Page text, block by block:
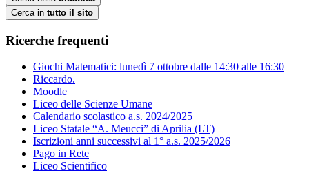
Cerca in tutto il sito
Ricerche frequenti
Giochi Matematici: lunedì 7 ottobre dalle 14:30 alle 16:30
Riccardo.
Moodle
Liceo delle Scienze Umane
Calendario scolastico a.s. 2024/2025
Liceo Statale “A. Meucci” di Aprilia (LT)
Iscrizioni anni successivi al 1° a.s. 2025/2026
Pago in Rete
Liceo Scientifico